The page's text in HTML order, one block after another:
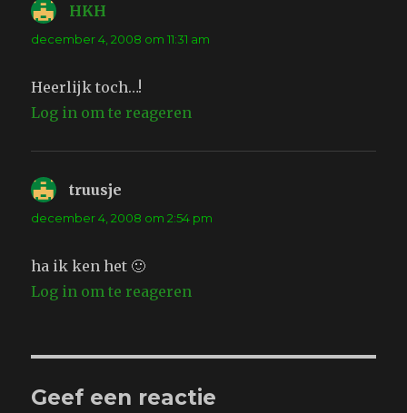
HKH
december 4, 2008 om 11:31 am
Heerlijk toch…!
Log in om te reageren
truusje
december 4, 2008 om 2:54 pm
ha ik ken het 🙂
Log in om te reageren
Geef een reactie